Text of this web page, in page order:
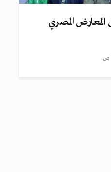
المعارض المصري